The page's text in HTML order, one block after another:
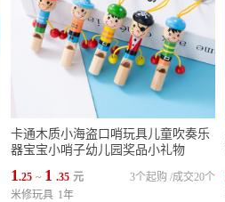
卡通木质小海盗口哨玩具儿童吹奏乐
器宝宝小哨子幼儿园奖品小礼物
1.25 ~ 1 .35 元 成交20个
3个起购 /
米修玩具 1年